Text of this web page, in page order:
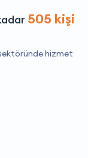
505 kişi
hizmet